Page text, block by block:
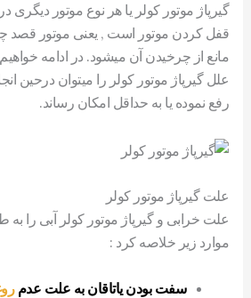
گیرپاژ موتور کولر یا هر نوع موتور دیگری
قفل کردن موتور است , یعنی موتور قصد
مانع از چرخیدن آن میشود. در ادامه
علل گیرپاژ موتور کولر را میتوان درحین
رفع نموده یا به حداقل امکان رساند.
علت گیرپاژ موتور کولر
علت خرابی و گیرپاژ موتور کولر آبی را به
موارد زیر خلاصه کرد :
سفت بودن یاتاقان به علت عدم